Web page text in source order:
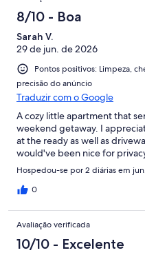
8/10 - Boa
Sarah V.
29 de jun. de 2026
Pontos positivos: Limpeza,
precisão do anúncio
Traduzir com o Google
A cozy little apartment that
weekend getaway. I
at the ready as well as
would've been nice for
Hospedou-se por 2 diárias em
0
Avaliação verificada
10/10 - Excelente